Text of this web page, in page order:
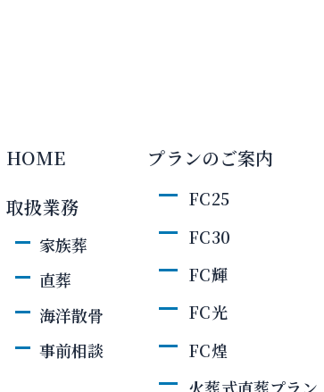
HOME
取扱業務
家族葬
直葬
海洋散骨
事前相談
プランのご案内
FC25
FC30
FC輝
FC光
FC煌